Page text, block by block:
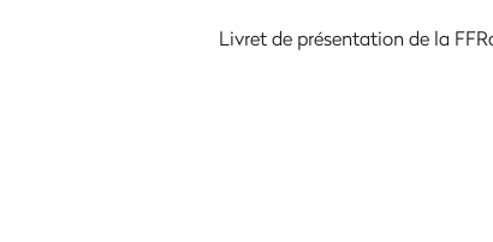
Livret de présentation de la